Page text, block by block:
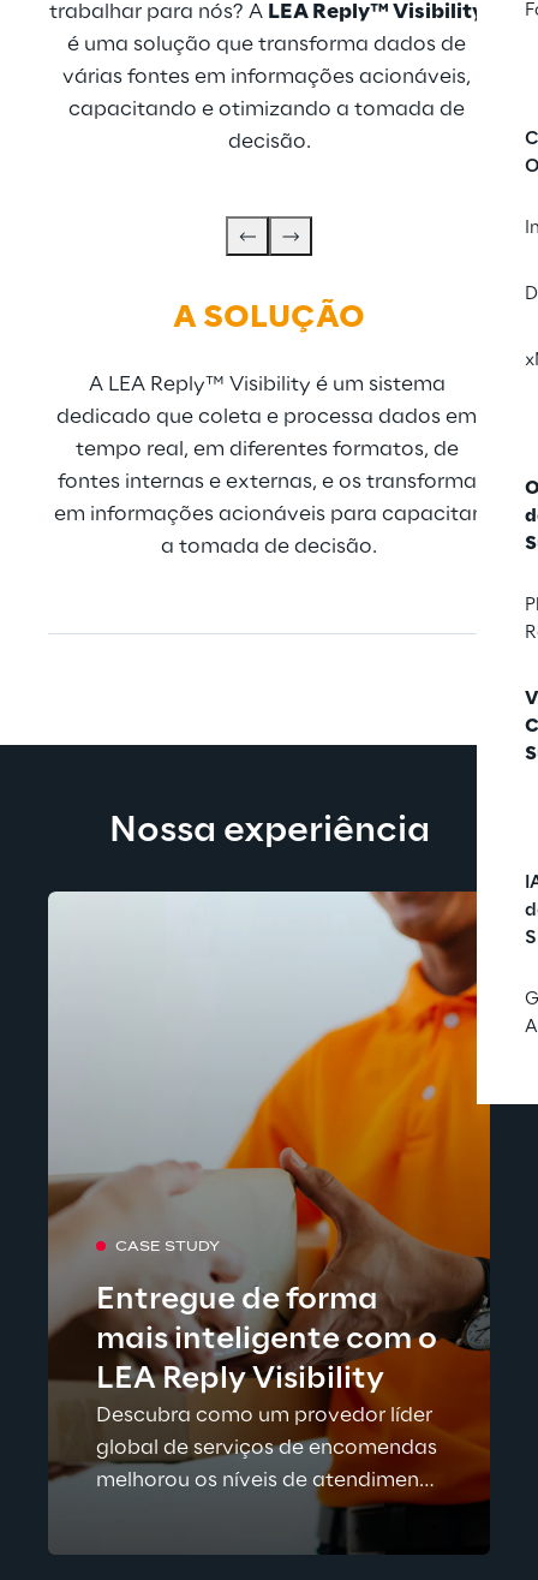
trabalhar para nós? A LEA Reply™ Visibility
é uma solução que transforma dados de
várias fontes em informações acionáveis,
capacitando e otimizando a tomada de
decisão.
A SOLUÇÃO
A LEA Reply™ Visibility é um sistema
dedicado que coleta e processa dados em
tempo real, em diferentes formatos, de
fontes internas e externas, e os transforma
em informações acionáveis para capacitar
a tomada de decisão.
os
Nossa experiência
CASE STUDY
Entregue de forma
mais inteligente com o
LEA Reply Visibility
Descubra como um provedor líder
global de serviços de encomendas
melhorou os níveis de atendimento
ao cliente, aumentando a
eficiência da rede e reduzindo